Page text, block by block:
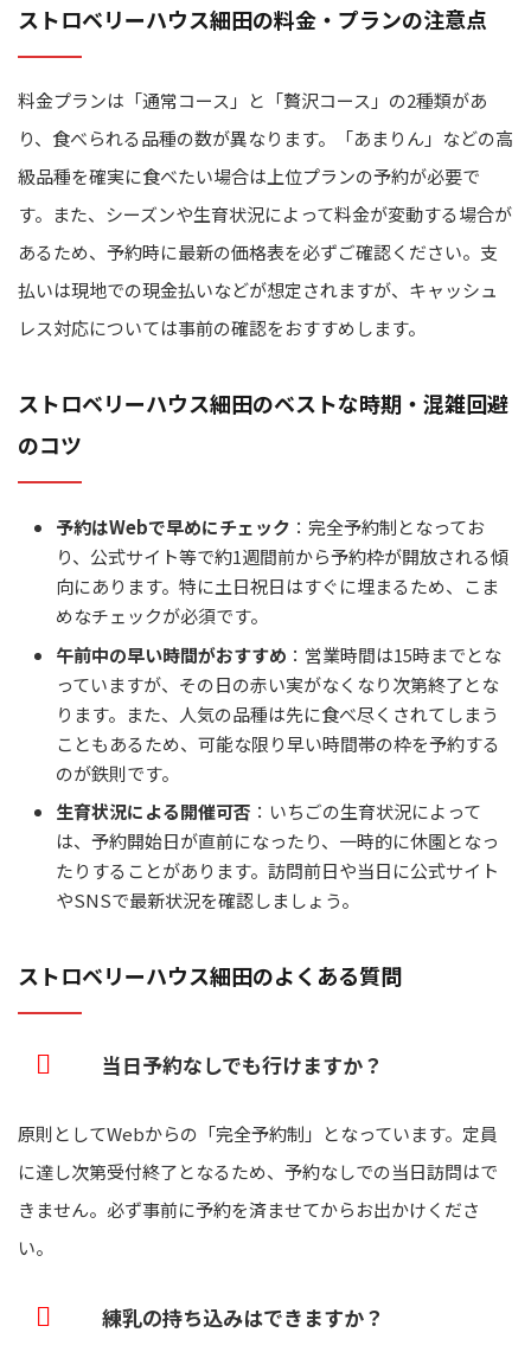
ストロベリーハウス細田の料金・プランの注意点
料金プランは「通常コース」と「贅沢コース」の2種類があ
り、食べられる品種の数が異なります。「あまりん」などの高
級品種を確実に食べたい場合は上位プランの予約が必要で
す。また、シーズンや生育状況によって料金が変動する場合が
あるため、予約時に最新の価格表を必ずご確認ください。支
払いは現地での現金払いなどが想定されますが、キャッシュ
レス対応については事前の確認をおすすめします。
ストロベリーハウス細田のベストな時期・混雑回避
のコツ
予約はWebで早めにチェック ：完全予約制となってお
り、公式サイト等で約1週間前から予約枠が開放される傾
向にあります。特に土日祝日はすぐに埋まるため、こま
めなチェックが必須です。
午前中の早い時間がおすすめ ：営業時間は15時までとな
っていますが、その日の赤い実がなくなり次第終了とな
ります。また、人気の品種は先に食べ尽くされてしまう
こともあるため、可能な限り早い時間帯の枠を予約する
のが鉄則です。
生育状況による開催可否 ：いちごの生育状況によって
は、予約開始日が直前になったり、一時的に休園となっ
たりすることがあります。訪問前日や当日に公式サイト
やSNSで最新状況を確認しましょう。
ストロベリーハウス細田のよくある質問
当日予約なしでも行けますか？
原則としてWebからの「完全予約制」となっています。定員
に達し次第受付終了となるため、予約なしでの当日訪問はで
きません。必ず事前に予約を済ませてからお出かけくださ
い。
練乳の持ち込みはできますか？